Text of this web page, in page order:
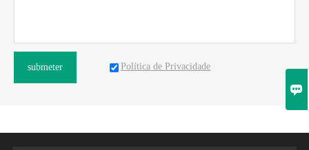
submeter Política de Privacidade
